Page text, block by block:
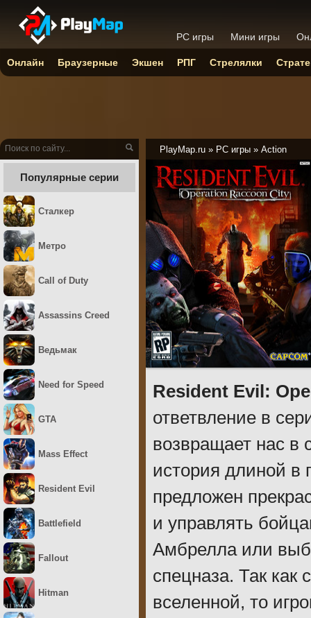
PlayMap.ru » PC игры » Action
Resident Evil:
ответвление в
возвращает нас в
история длиной в
предложен
и управлять
Амбрелла или
спецназа. Так
вселенной, то
Популярные серии
Сталкер
Метро
Call of Duty
Assassins Creed
Ведьмак
Need for Speed
GTA
Mass Effect
Resident Evil
Battlefield
Fallout
Hitman
PC игры Мини игры
Онлайн Браузерные Экшен РПГ Стрелялки